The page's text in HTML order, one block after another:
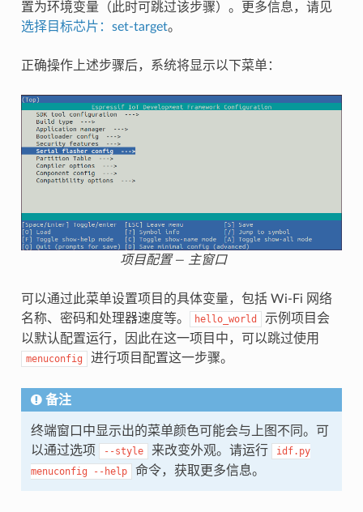
置为环境变量（此时可跳过该步骤）。更多信息，请见
选择目标芯片：set-target。
正确操作上述步骤后，系统将显示以下菜单：
项目配置 — 主窗口
可以通过此菜单设置项目的具体变量，包括 Wi-Fi 网络
名称、密码和处理器速度等。
hello_world
示例项目会
以默认配置运行，因此在这一项目中，可以跳过使用
menuconfig 进行项目配置这一步骤。
备注
终端窗口中显示出的菜单颜色可能会与上图不同。可
以通过选项
--style 来改变外观。请运行
idf.py
menuconfig
--help 命令，获取更多信息。